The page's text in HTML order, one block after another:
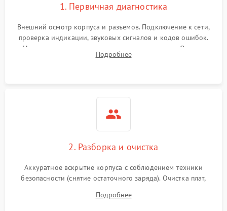
1. Первичная диагностика
Внешний осмотр корпуса и разъемов. Подключение к сети,
проверка индикации, звуковых сигналов и кодов ошибок.
Измерение входного и выходного напряжения. Оценка
реакции ИБП на отключение основного питания без
Подробнее
2. Разборка и очистка
Аккуратное вскрытие корпуса с соблюдением техники
безопасности (снятие остаточного заряда). Очистка плат,
и кистей для предотвращения перегрева и замыканий.
Подробнее